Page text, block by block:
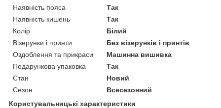
Наявність пояса
Так
Наявність кишень
Так
Колір
Білий
Візерунки і принти
Без візерунків і принтів
Оздоблення та прикраси
Машинна вишивка
Подарункова упаковка
Так
Стан
Новий
Сезон
Всесезонний
Користувальницькі характеристики